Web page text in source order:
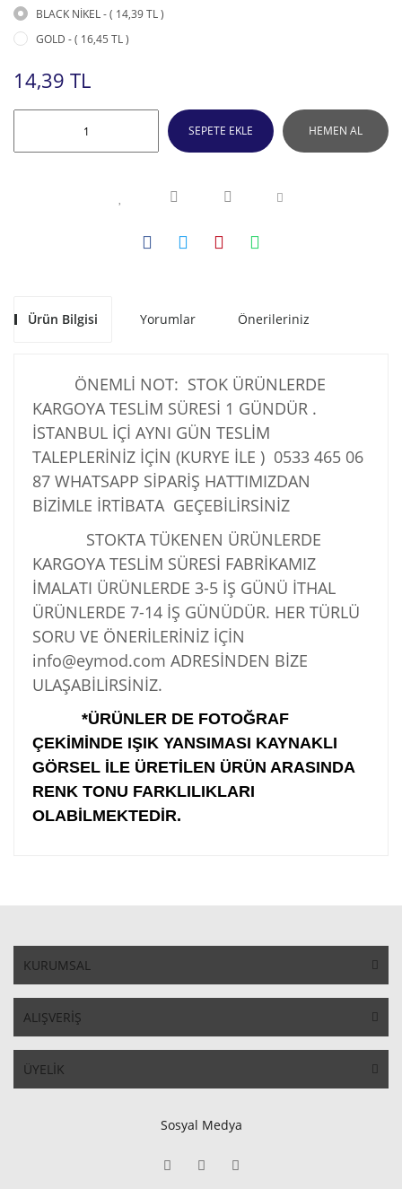
BLACK NİKEL - ( 14,39 TL )
GOLD - ( 16,45 TL )
14,39 TL
SEPETE EKLE HEMEN AL
Ürün Bilgisi Yorumlar Önerileriniz
ÖNEMLİ NOT: STOK ÜRÜNLERDE
KARGOYA TESLİM SÜRESİ 1 GÜNDÜR .
İSTANBUL İÇİ AYNI GÜN TESLİM
TALEPLERİNİZ İÇİN (KURYE İLE ) 0533 465 06
87 WHATSAPP SİPARİŞ HATTIMIZDAN
BİZİMLE İRTİBATA GEÇEBİLİRSİNİZ
STOKTA TÜKENEN ÜRÜNLERDE
KARGOYA TESLİM SÜRESİ FABRİKAMIZ
İMALATI ÜRÜNLERDE 3-5 İŞ GÜNÜ İTHAL
ÜRÜNLERDE 7-14 İŞ GÜNÜDÜR. HER TÜRLÜ
SORU VE ÖNERİLERİNİZ İÇİN
info@eymod.com ADRESİNDEN BİZE
ULAŞABİLİRSİNİZ.
*ÜRÜNLER DE FOTOĞRAF
ÇEKİMİNDE IŞIK YANSIMASI KAYNAKLI
GÖRSEL İLE ÜRETİLEN ÜRÜN ARASINDA
RENK TONU FARKLILIKLARI
OLABİLMEKTEDİR.
KURUMSAL
ALIŞVERİŞ
ÜYELİK
Sosyal Medya